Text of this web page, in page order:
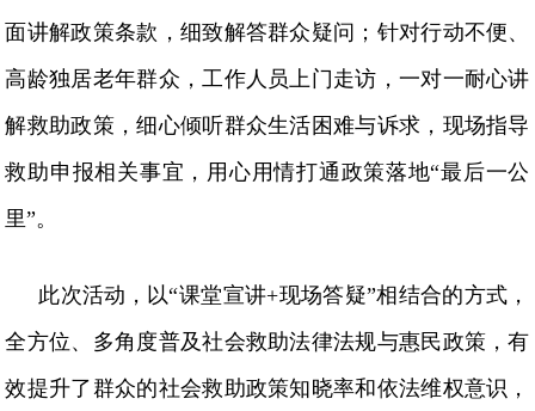
面讲解政策条款，细致解答群众疑问；针对行动不便、
高龄独居老年群众，工作人员上门走访，一对一耐心讲
解救助政策，细心倾听群众生活困难与诉求，现场指导
救助申报相关事宜，用心用情打通政策落地“最后一公
里”。
此次活动，以“课堂宣讲+现场答疑”相结合的方式，
全方位、多角度普及社会救助法律法规与惠民政策，有
效提升了群众的社会救助政策知晓率和依法维权意识，